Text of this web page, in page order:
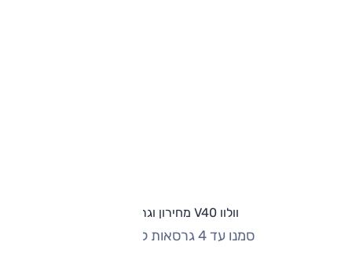
וולוו V40 מחירון וגרסאות
סמנו עד 4 גרסאות להשוואה